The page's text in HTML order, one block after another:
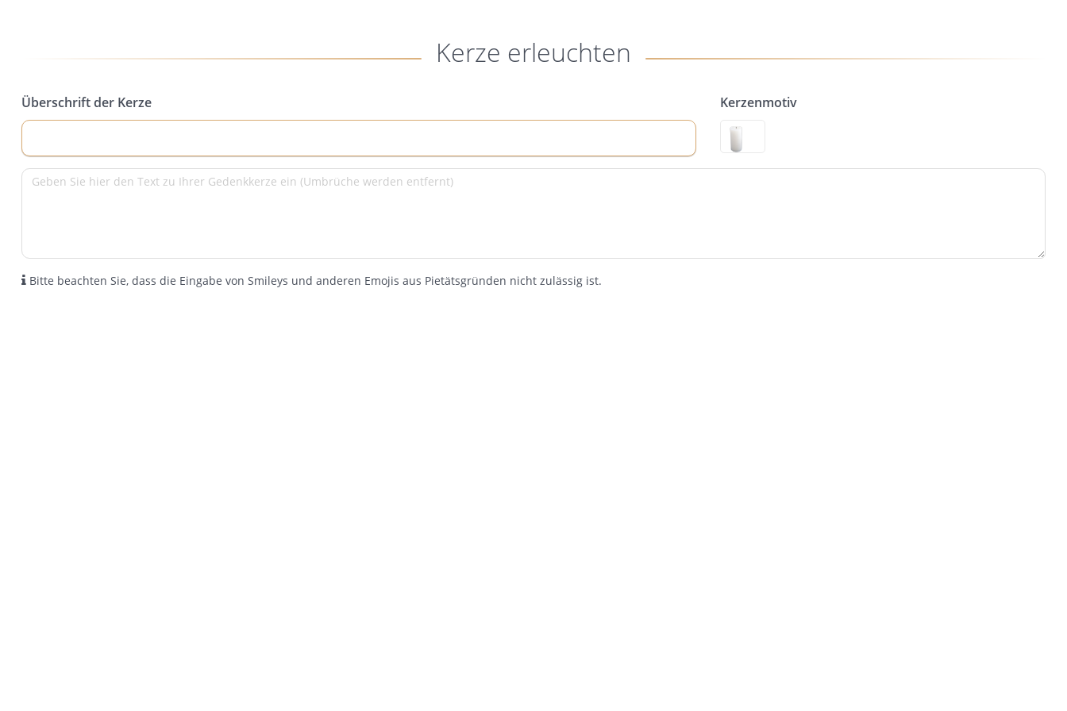
Kerze erleuchten
Überschrift der Kerze Kerzenmotiv
Bitte beachten Sie, dass die Eingabe von Smileys und anderen Emojis aus Pietätsgründen nicht zulässig ist.